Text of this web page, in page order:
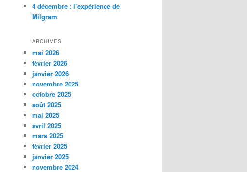
4 décembre : l’expérience de
Milgram
ARCHIVES
mai 2026
février 2026
janvier 2026
novembre 2025
octobre 2025
août 2025
mai 2025
avril 2025
mars 2025
février 2025
janvier 2025
novembre 2024